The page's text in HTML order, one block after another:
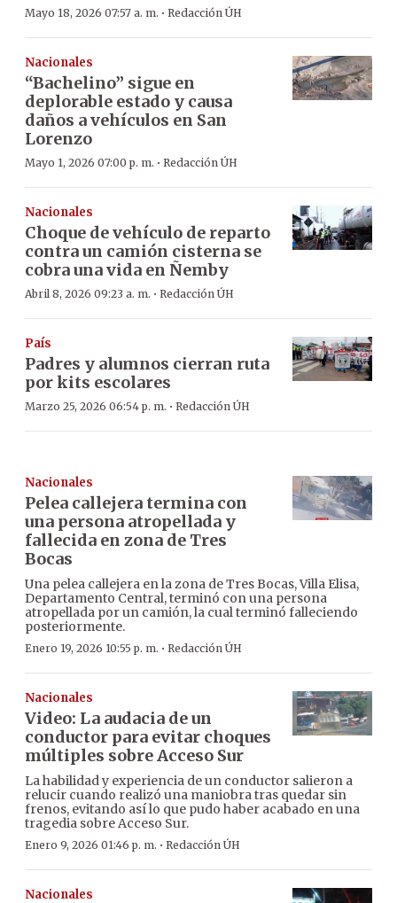
Mayo 18, 2026 07:57 a. m. · Redacción ÚH
Nacionales
“Bachelino” sigue en
deplorable estado y causa
daños a vehículos en San
Lorenzo
Mayo 1, 2026 07:00 p. m. · Redacción ÚH
Nacionales
Choque de vehículo de reparto
contra un camión cisterna se
cobra una vida en Ñemby
Abril 8, 2026 09:23 a. m. · Redacción ÚH
País
Padres y alumnos cierran ruta
por kits escolares
Marzo 25, 2026 06:54 p. m. · Redacción ÚH
Nacionales
Pelea callejera termina con
una persona atropellada y
fallecida en zona de Tres
Bocas
Una pelea callejera en la zona de Tres Bocas, Villa Elisa,
Departamento Central, terminó con una persona
atropellada por un camión, la cual terminó falleciendo
posteriormente.
Enero 19, 2026 10:55 p. m. · Redacción ÚH
Nacionales
Video: La audacia de un
conductor para evitar choques
múltiples sobre Acceso Sur
La habilidad y experiencia de un conductor salieron a
relucir cuando realizó una maniobra tras quedar sin
frenos, evitando así lo que pudo haber acabado en una
tragedia sobre Acceso Sur.
Enero 9, 2026 01:46 p. m. · Redacción ÚH
Nacionales